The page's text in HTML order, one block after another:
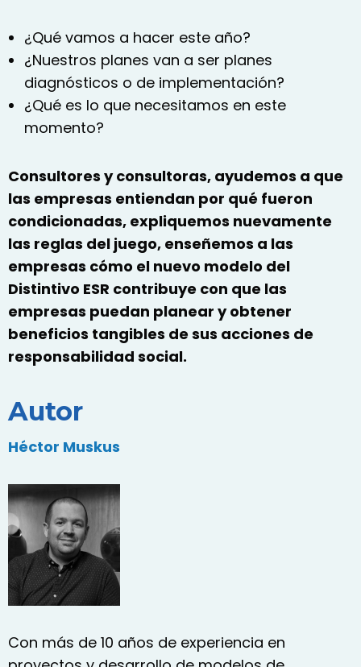
¿Qué vamos a hacer este año?
¿Nuestros planes van a ser planes
diagnósticos o de implementación?
¿Qué es lo que necesitamos en este
momento?
Consultores y consultoras, ayudemos a que
las empresas entiendan por qué fueron
condicionadas, expliquemos nuevamente
las reglas del juego, enseñemos a las
empresas cómo el nuevo modelo del
Distintivo ESR contribuye con que las
empresas puedan planear y obtener
beneficios tangibles de sus acciones de
responsabilidad social.
Autor
Héctor Muskus
Con más de 10 años de experiencia en